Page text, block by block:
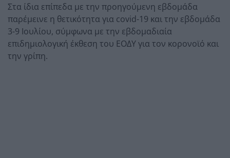
Στα ίδια επίπεδα με την προηγούμενη εβδομάδα
παρέμεινε η θετικότητα για covid-19 και την εβδομάδα
3-9 Ιουλίου, σύμφωνα με την εβδομαδιαία
επιδημιολογική έκθεση του ΕΟΔΥ για τον κορονοϊό και
την γρίπη.